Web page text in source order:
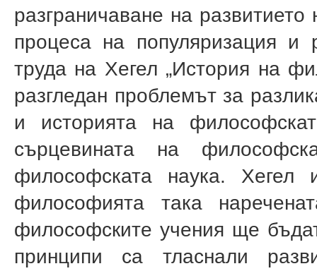
разграничаване на
процеса на популяризация и
труда на Хегел „История на
разгледан проблемът за
и историята на
сърцевината на
философската наука. Хегел
философията така
философските учения ще
принципи са тласнали